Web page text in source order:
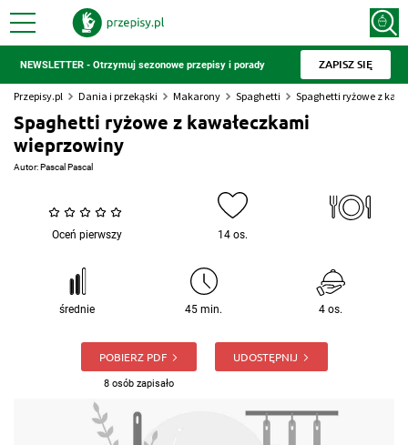
NEWSLETTER - Otrzymuj sezonowe przepisy i porady ZAPISZ SIĘ
Przepisy.pl Dania i przekąski Makarony Spaghetti Spaghetti ryżowe z
Spaghetti ryżowe z kawałeczkami
wieprzowiny
Autor:Pascal Pascal
Oceń pierwszy 14 os.
średnie 45 min. 4 os.
POBIERZ PDF
8 osób zapisało
UDOSTĘPNIJ